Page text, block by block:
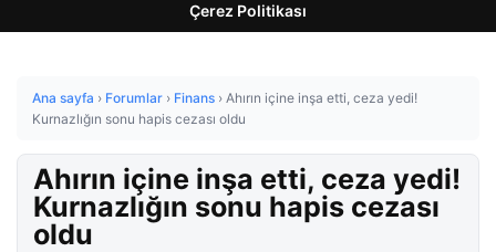
Çerez Politikası
Ana sayfa › Forumlar › Finans › Ahırın içine inşa etti, ceza yedi!
Kurnazlığın sonu hapis cezası oldu
Ahırın içine inşa etti, ceza yedi!
Kurnazlığın sonu hapis cezası
oldu